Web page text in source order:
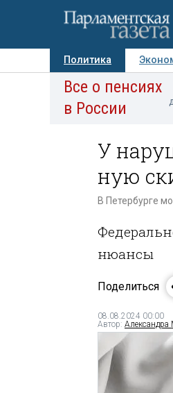
Политика
Авторы Персоны
Все о пенсиях
в России
У
ную
В Петербурге
нюансы
Поделиться
08.08.2024 00:00
Автор: Александра